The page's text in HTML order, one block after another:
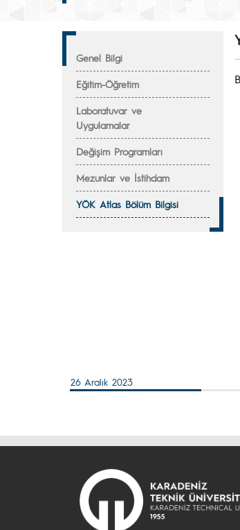
Genel Bilgi
Eğitim-Öğretim
Laboratuvar ve
Uygulamalar
Değişim Programları
Mezunlar ve İstihdam
YÖK Atlas Bölüm Bilgisi
26 Aralık 2023